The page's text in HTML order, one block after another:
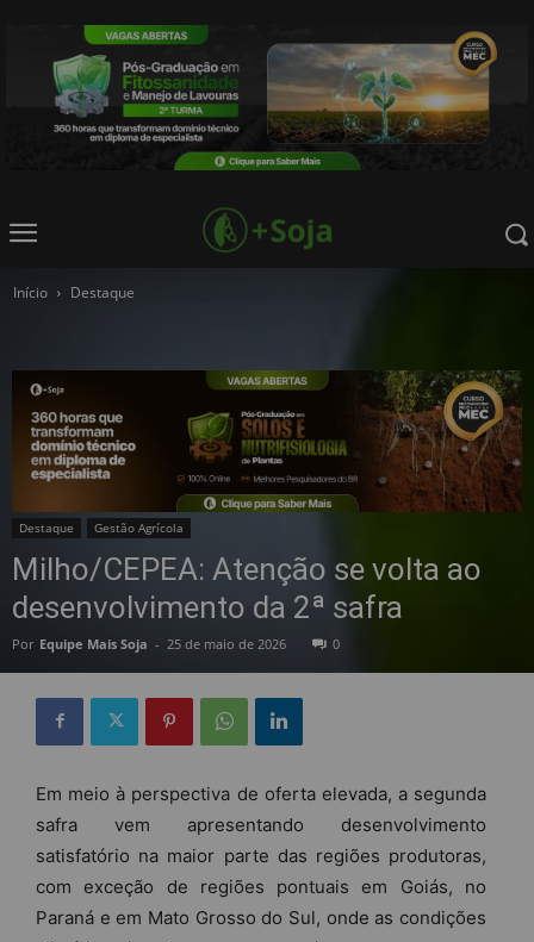
Início Destaque
Destaque Gestão Agrícola
Milho/CEPEA: Atenção se volta ao
desenvolvimento da 2ª safra
Por Equipe Mais Soja - 25 de maio de 2026 0
Em meio à perspectiva de oferta elevada, a segunda
safra vem apresentando desenvolvimento
satisfatório na maior parte das regiões produtoras,
com exceção de regiões pontuais em Goiás, no
Paraná e em Mato Grosso do Sul, onde as condições